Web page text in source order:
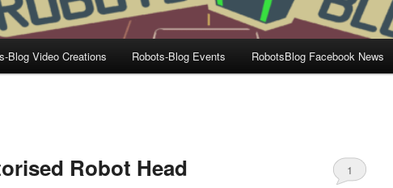
Blog Video Creations Robots-Blog Events RobotsBlog Facebook News
Robot Head 1